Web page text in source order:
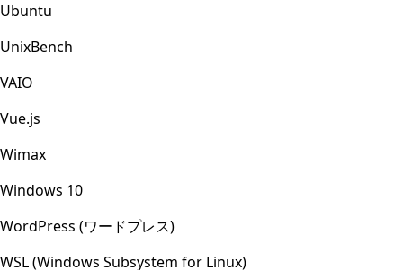
Ubuntu
UnixBench
VAIO
Vue.js
Wimax
Windows 10
WordPress (ワードプレス)
WSL (Windows Subsystem for Linux)